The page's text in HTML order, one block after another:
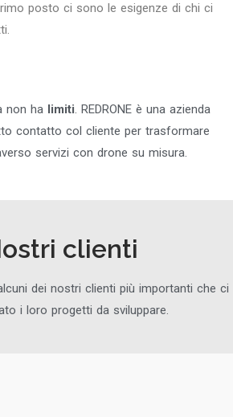
posto ci sono le esigenze di chi ci
non ha limiti. REDRONE è una azienda
contatto col cliente per trasformare
servizi con drone su misura.
clienti
dei nostri clienti più importanti che ci
i loro progetti da sviluppare.